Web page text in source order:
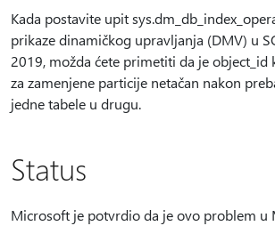
Kada postavite upit
prikaze dinamičkog upravljanja (DMV) u
2019, možda ćete primetiti da je object_id
za zamenjene particije netačan nakon
jedne tabele u drugu.
Status
Microsoft je potvrdio da je ovo problem u